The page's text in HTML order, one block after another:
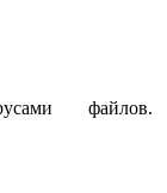
файлов.